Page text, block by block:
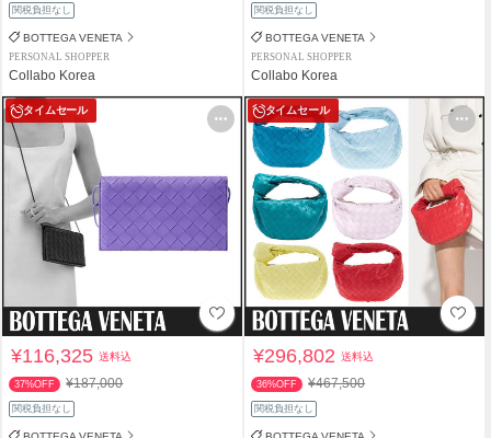
関税負担なし
BOTTEGA VENETA
PERSONAL SHOPPER
Collabo Korea
関税負担なし
BOTTEGA VENETA
PERSONAL SHOPPER
Collabo Korea
タイムセール
¥116,325送料込
37%OFF ¥187,000
関税負担なし
タイムセール
¥296,802送料込
36%OFF ¥467,500
関税負担なし